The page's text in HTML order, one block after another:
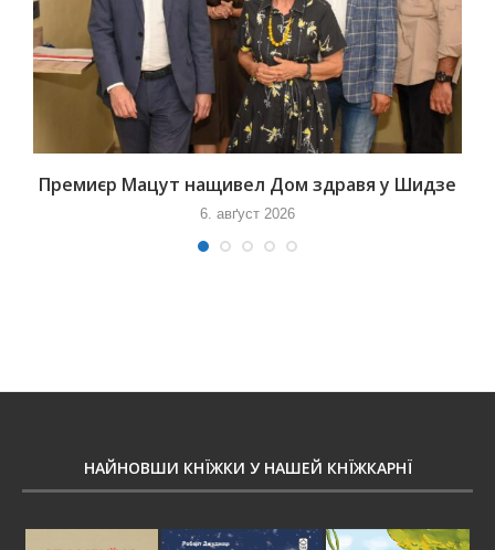
Премиєр Мацут нащивел Дом здравя у Шидзе
6. авґуст 2026
НАЙНОВШИ КНЇЖКИ У НАШЕЙ КНЇЖКАРНЇ